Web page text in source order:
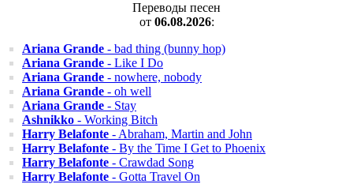
Переводы песен
от 06.08.2026:
Ariana Grande - bad thing (bunny hop)
Ariana Grande - Like I Do
Ariana Grande - nowhere, nobody
Ariana Grande - oh well
Ariana Grande - Stay
Ashnikko - Working Bitch
Harry Belafonte - Abraham, Martin and John
Harry Belafonte - By the Time I Get to Phoenix
Harry Belafonte - Crawdad Song
Harry Belafonte - Gotta Travel On